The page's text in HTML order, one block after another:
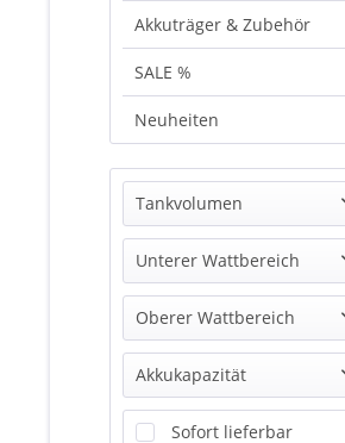
Akkuträger & Zubehör
SALE %
Neuheiten
Tankvolumen
von2,0 ml bis10,0 ml
Unterer Wattbereich
von1 Watt bis20 Watt
Oberer Wattbereich
von11 Watt bis80 Watt
Akkukapazität
Sofort lieferbar